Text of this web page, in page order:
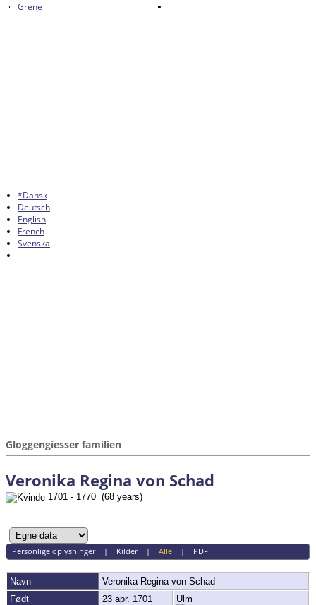
Grene
*Dansk
Deutsch
English
French
Svenska
Gloggengiesser familien
Veronika Regina von Schad
1701 - 1770 (68 years)
Personlige oplysninger| Kilder| Alle| PDF
Navn Veronika Regina von Schad
Født
23 apr. 1701 Ulm